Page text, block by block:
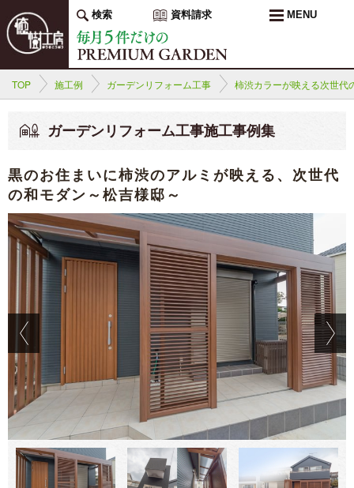
検索 資料請求 MENU
TOP 施工例 ガーデンリフォーム工事 柿渋カラーが映える次世代
ガーデンリフォーム工事施工事例集
黒のお住まいに柿渋のアルミが映える、次世代
の和モダン～松吉様邸～